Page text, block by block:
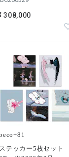
308,000
ステッカー5枚セット